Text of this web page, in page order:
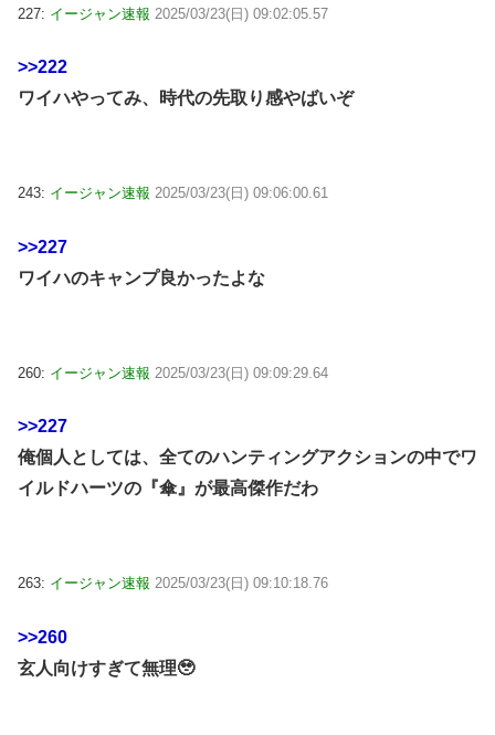
227: イージャン速報 2025/03/23(日) 09:02:05.57
>>222
ワイハやってみ、時代の先取り感やばいぞ
243: イージャン速報 2025/03/23(日) 09:06:00.61
>>227
ワイハのキャンプ良かったよな
260: イージャン速報 2025/03/23(日) 09:09:29.64
>>227
俺個人としては、全てのハンティングアクションの中でワ
イルドハーツの『傘』が最高傑作だわ
263: イージャン速報 2025/03/23(日) 09:10:18.76
>>260
玄人向けすぎて無理🥹